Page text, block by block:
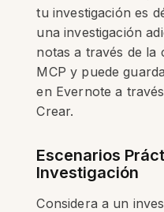
tu investigación es
una investigación
notas a través de la
MCP y puede
en Evernote a
Crear.
Escenarios
Investigación
Considera a un